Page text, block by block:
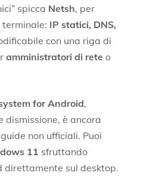
spicca Netsh, per
IP statici, DNS,
con una riga di
amministratori di rete o
for Android,
dismissione, è ancora
non ufficiali. Puoi
11 sfruttando
direttamente sul desktop.